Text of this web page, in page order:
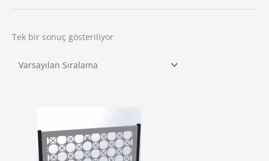
Tek bir sonuç gösteriliyor